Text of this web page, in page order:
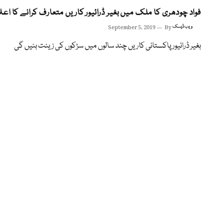
فواد چودھری کا ملک میں بغیر ڈرائیور کاریں متعارف کرانے کا
September 5, 2019 Byویب ڈیسک
بغیر ڈرائیور پاکستانی کاریں چند سالوں میں سڑکوں کی زینت بنیں گی